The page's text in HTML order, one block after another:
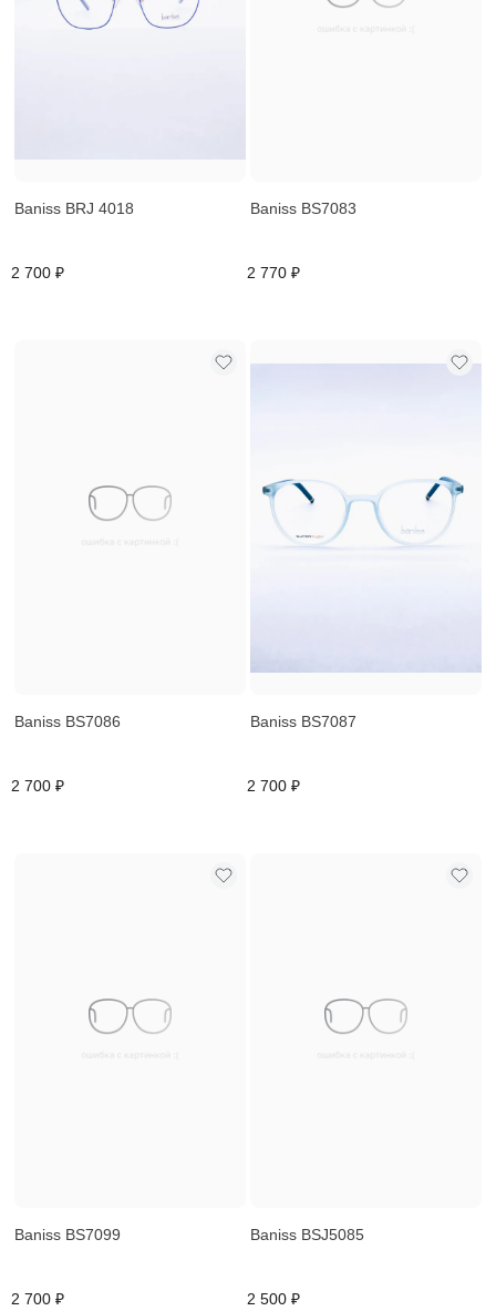
Baniss BRJ 4018
2 700 ₽
Baniss BS7083
2 770 ₽
Baniss BS7086
2 700 ₽
Baniss BS7087
2 700 ₽
Baniss BS7099
2 700 ₽
Baniss BSJ5085
2 500 ₽